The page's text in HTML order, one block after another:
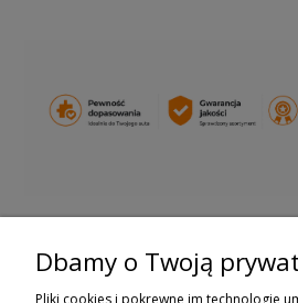
ZAPISZ SIĘ DO
Dbamy o Twoją
Pliki cookies i pokrewne im technologie